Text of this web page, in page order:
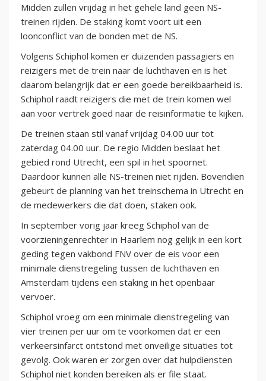
Midden zullen vrijdag in het gehele land geen NS-
treinen rijden. De staking komt voort uit een
loonconflict van de bonden met de NS.
Volgens Schiphol komen er duizenden passagiers en
reizigers met de trein naar de luchthaven en is het
daarom belangrijk dat er een goede bereikbaarheid is.
Schiphol raadt reizigers die met de trein komen wel
aan voor vertrek goed naar de reisinformatie te kijken.
De treinen staan stil vanaf vrijdag 04.00 uur tot
zaterdag 04.00 uur. De regio Midden beslaat het
gebied rond Utrecht, een spil in het spoornet.
Daardoor kunnen alle NS-treinen niet rijden. Bovendien
gebeurt de planning van het treinschema in Utrecht en
de medewerkers die dat doen, staken ook.
In september vorig jaar kreeg Schiphol van de
voorzieningenrechter in Haarlem nog gelijk in een kort
geding tegen vakbond FNV over de eis voor een
minimale dienstregeling tussen de luchthaven en
Amsterdam tijdens een staking in het openbaar
vervoer.
Schiphol vroeg om een minimale dienstregeling van
vier treinen per uur om te voorkomen dat er een
verkeersinfarct ontstond met onveilige situaties tot
gevolg. Ook waren er zorgen over dat hulpdiensten
Schiphol niet konden bereiken als er file staat.